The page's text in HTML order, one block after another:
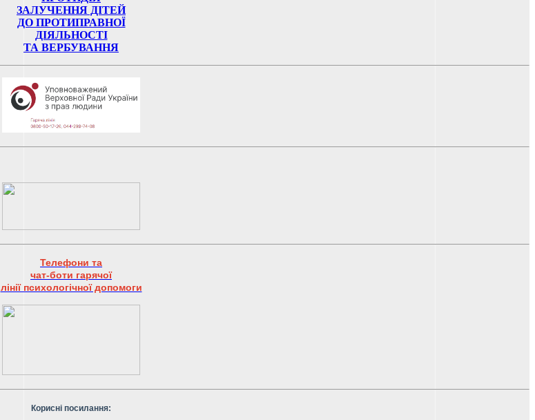
ЗАЛУЧЕННЯ ДІТЕЙ
ДО ПРОТИПРАВНОЇ
ДІЯЛЬНОСТІ
ТА ВЕРБУВАННЯ
Телефони та
чат-боти гарячої
лінії психологічної допомоги
Корисні посилання: